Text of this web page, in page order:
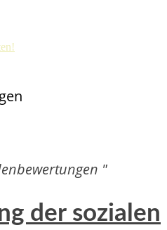
"
der sozialen